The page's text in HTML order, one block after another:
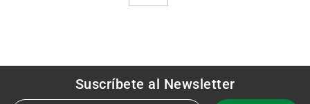
Suscríbete al Newsletter